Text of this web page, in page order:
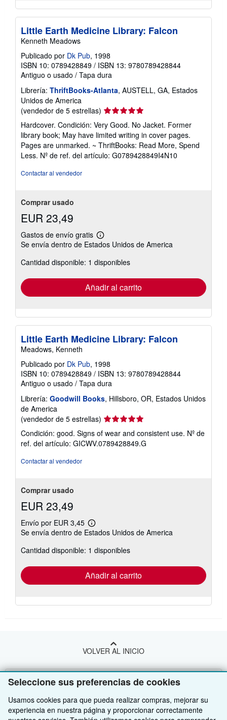
Seleccione sus preferencias de cookies
Usamos cookies para que pueda realizar compras, mejorar su
experiencia en nuestra página y proporcionar correctamente
Little Earth Medicine Library: Falcon
Kenneth Meadows
Publicado por Dk Pub, 1998
ISBN 10: 0789428849 / ISBN 13: 9780789428844
Antiguo o usado / Tapa dura
Librería: ThriftBooks-Atlanta, AUSTELL, GA, Estados
Unidos de America
(vendedor de 5 estrellas) Calificación
del
vendedor:
5
de
5
Hardcover. Condición: Very Good. No Jacket. Former
library book; May have limited writing in cover pages.
Pages are unmarked. ~ ThriftBooks: Read More, Spend
Less. Nº de ref. del artículo: G0789428849I4N10
Contactar al vendedor
Comprar usado
EUR 23,49
Gastos de envío gratis
Más
información
las
tarifas
envío
Se envía dentro de Estados Unidos de America
Cantidad disponible: 1 disponibles
Añadir al carrito
Little Earth Medicine Library: Falcon
Meadows, Kenneth
Publicado por Dk Pub, 1998
ISBN 10: 0789428849 / ISBN 13: 9780789428844
Antiguo o usado / Tapa dura
Librería: Goodwill Books, Hillsboro, OR, Estados Unidos
de America
(vendedor de 5 estrellas) Calificación
vendedor:
5
Condición: good. Signs of wear and consistent use. Nº de
ref. del artículo: GICWV.0789428849.G
Contactar al vendedor
Comprar usado
EUR 23,49
Envío por EUR 3,45
Más
información
las
tarifas
envío
Se envía dentro de Estados Unidos de America
Cantidad disponible: 1 disponibles
Añadir al carrito
VOLVER AL INICIO
Compre con nosotros
Búsqueda avanzada
Colecciones
Venda con nosotros
Comenzar a vender
Sobre nosotros